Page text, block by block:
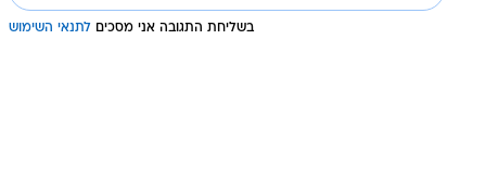
בשליחת התגובה אני מסכים לתנאי השימוש